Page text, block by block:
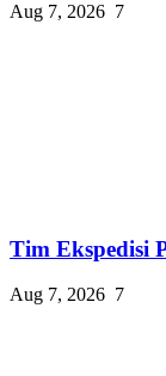
Aug 7, 2026 7
Tim Ekspedisi
Aug 7, 2026 7